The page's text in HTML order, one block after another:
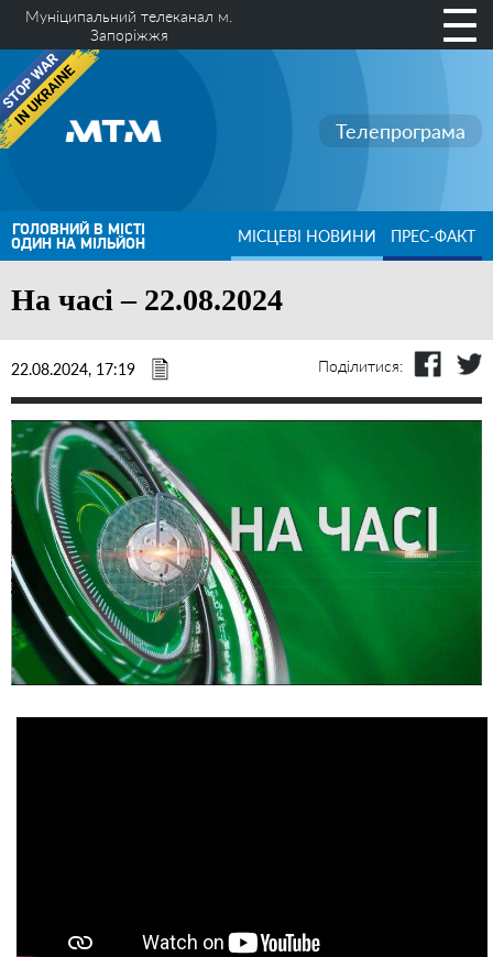
Муніципальний телеканал м.
Запоріжжя
Телепрограма
ГОЛОВНИЙ В МІСТІ
ОДИН НА МІЛЬЙОН МІСЦЕВІ НОВИНИ ПРЕС-ФАКТ
На часі – 22.08.2024
22.08.2024, 17:19 Поділитися: